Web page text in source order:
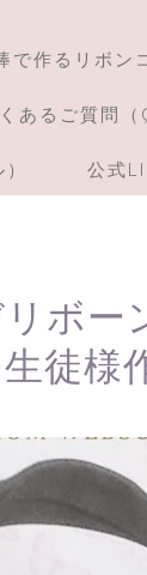
で作るリボン
あるご質問（
公式
ボ
徒様